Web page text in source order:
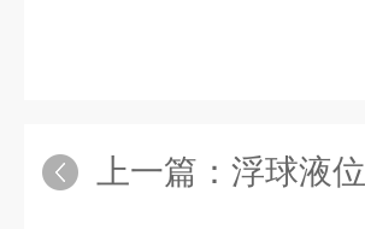
上一篇： 浮球液